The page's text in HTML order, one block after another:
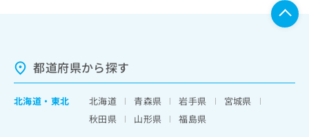
都道府県から探す
北海道 ・ 東北 北海道 青森県 岩手県
宮城県
秋田県
山形県
福島県